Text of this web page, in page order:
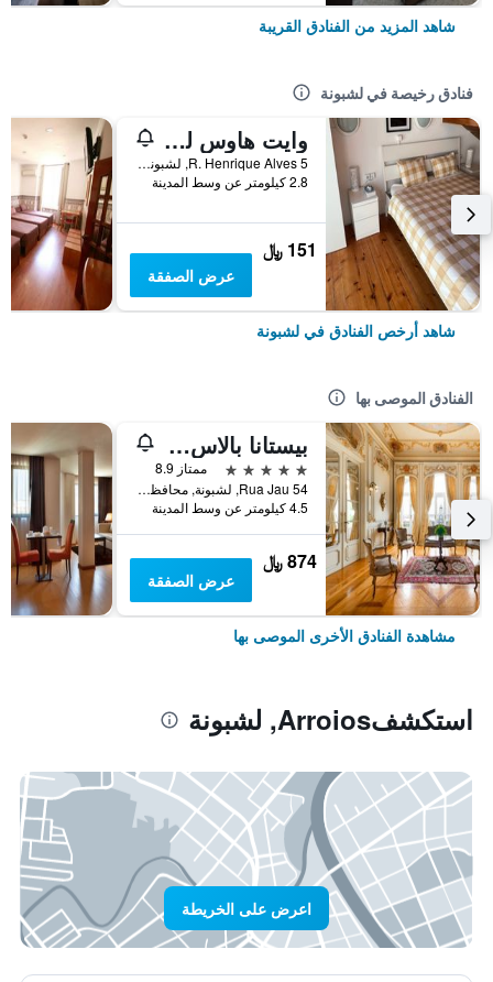
شاهد المزيد من الفنادق القريبة
فنادق رخيصة في لشبونة
وايت هاوس ليزبون هوستل
R. Henrique Alves 5, لشبونة, محافظة لشبونة, البرتغال
2.8 كيلومتر عن وسط المدينة
151 ﷼
عرض الصفقة
شاهد أرخص الفنادق في لشبونة
الفنادق الموصى بها
بيستانا بالاس ليسبوا هوتل آند ناشونال مونومنت - ذا ليدينج هوتلز أوف ذا وورلد
5 نجوم
ممتاز 8.9
Rua Jau 54, لشبونة, محافظة لشبونة, البرتغال
4.5 كيلومتر عن وسط المدينة
874 ﷼
عرض الصفقة
مشاهدة الفنادق الأخرى الموصى بها
استكشفArroios, لشبونة
اعرض على الخريطة